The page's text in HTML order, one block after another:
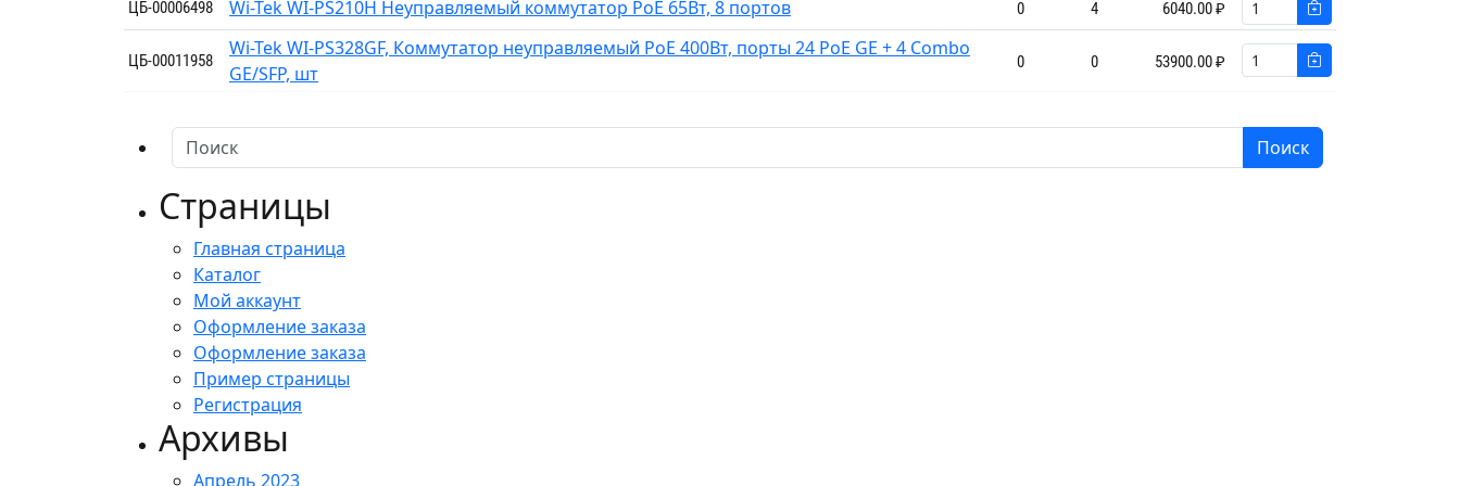
ЦБ-00006498 Wi-Tek WI-PS210H Неуправляемый коммутатор PoE 65Вт, 8 портов 0 4 6040.00 ₽
ЦБ-00011958
Wi-Tek WI-PS328GF, Коммутатор неуправляемый PoE 400Вт, порты 24 PoE GE + 4 Combo
GE/SFP, шт
0 0 53900.00 ₽
Поиск
Страницы
Главная страница
Каталог
Мой аккаунт
Оформление заказа
Оформление заказа
Пример страницы
Регистрация
Архивы
Апрель 2023